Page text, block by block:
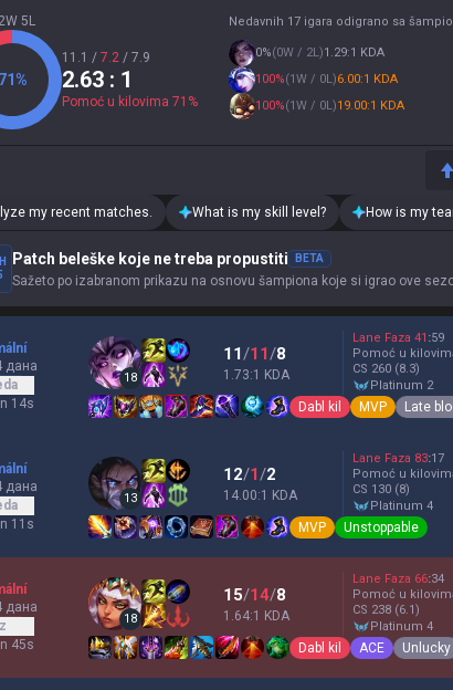
5L
71%
11.1 / 7.2 / 7.9
2.63 : 1
Pomoć u kilovima 71 %
Nedavnih 17 igara odigrano sa
0%(0W / 2L)1.29:1 KDA
100%(1W / 0L)6.00:1 KDA
100%(1W / 0L)19.00:1 KDA
my recent matches. What is my skill level? How is my
Patch beleške koje ne treba propustiti BETA
Sažeto po izabranom prikazu na osnovu šampiona koje si igrao ove
дана
14s
18
11/11/8
1.73:1 KDA
Lane Faza 41 :59
Pomoć u
CS 260 (8.3)
platinum 2
Dabl kil MVP Late
дана
11s
13
12/1/2
14.00:1 KDA
Lane Faza 83:17
Pomoć u
CS 130 (8)
platinum 4
MVP Unstoppable
дана
45s
18
15/14/8
1.64:1 KDA
Lane Faza 66:34
Pomoć u
CS 238 (6.1)
platinum 4
Dabl kil ACE Unlucky